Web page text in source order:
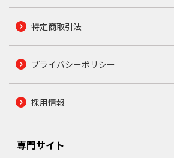
特定商取引法
プライバシーポリシー
採用情報
専門サイト